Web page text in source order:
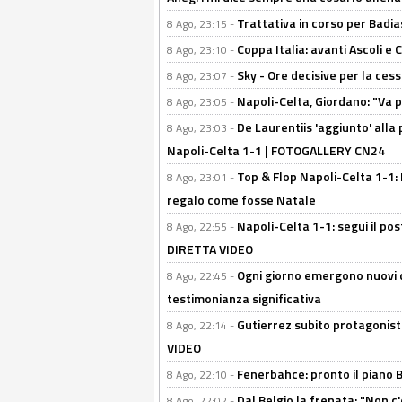
8 Ago, 23:15 - Trattativa in corso per
8 Ago, 23:10 - Coppa Italia: avanti Ascoli e
8 Ago, 23:07 - Sky - Ore decisive per la
8 Ago, 23:05 - Napoli-Celta, Giordano:
8 Ago, 23:03 - De Laurentiis 'aggiunto' alla
Napoli-Celta 1-1 | FOTOGALLERY CN24
8 Ago, 23:01 - Top & Flop Napoli-Celta 1-
regalo come fosse Natale
8 Ago, 22:55 - Napoli-Celta 1-1: segui il
DIRETTA VIDEO
8 Ago, 22:45 - Ogni giorno emergono
testimonianza significativa
8 Ago, 22:14 - Gutierrez subito
VIDEO
8 Ago, 22:10 - Fenerbahce: pronto il piano